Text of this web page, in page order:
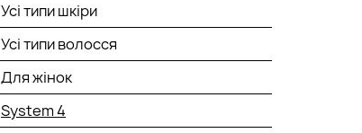
Усі типи шкіри
Усі типи волосся
Для жінок
System 4